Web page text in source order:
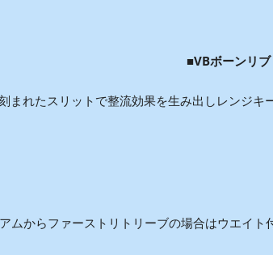
■VBボーンリブ
まれたスリットで整流効果を生み出しレンジキ
からファーストリトリーブの場合はウエイト